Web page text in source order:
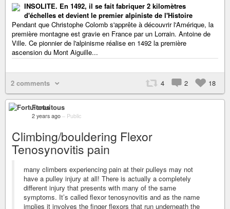
INSOLITE. En 1492, il se fait fabriquer 2 kilomètres
d'échelles et devient le premier alpiniste de l'Histoire
Pendant que Christophe Colomb s'apprête à découvrir l'Amérique, la
première montagne est gravie en France par un Lorrain. Antoine de
Ville. Ce pionnier de l'alpinisme réalise en 1492 la première
ascension du Mont Aiguille...
2 comments 4 2 18
Fortuitous
2 years ago – Public
Climbing/bouldering Flexor
Tenosynovitis pain
many climbers experiencing pain at their pulleys may not
have a pulley injury at all! There is actually a completely
different injury that presents with many of the same
symptoms. It’s called flexor tenosynovitis and as the name
implies it involves the finger flexors that run underneath the